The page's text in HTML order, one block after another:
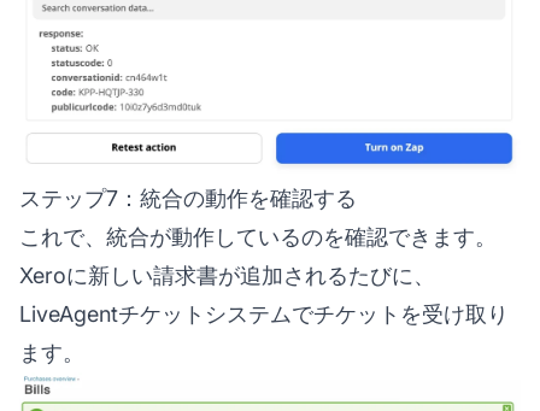
ステップ7：統合の動作を確認する
これで、統合が動作しているのを確認できます。
Xeroに新しい請求書が追加されるたびに、
LiveAgentチケットシステムでチケットを受け取り
ます。